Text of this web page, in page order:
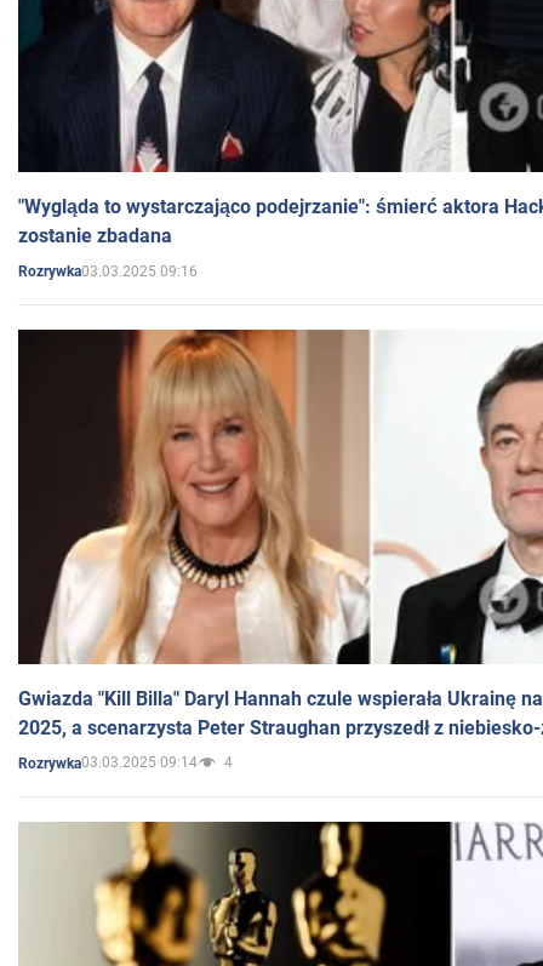
"Wygląda to wystarczająco podejrzanie": śmierć aktora
zostanie zbadana
Rozrywka03.03.2025 09:16
Gwiazda "Kill Billa" Daryl Hannah czule wspierała Ukrainę
2025, a scenarzysta Peter Straughan przyszedł z
Rozrywka03.03.2025 09:14 4